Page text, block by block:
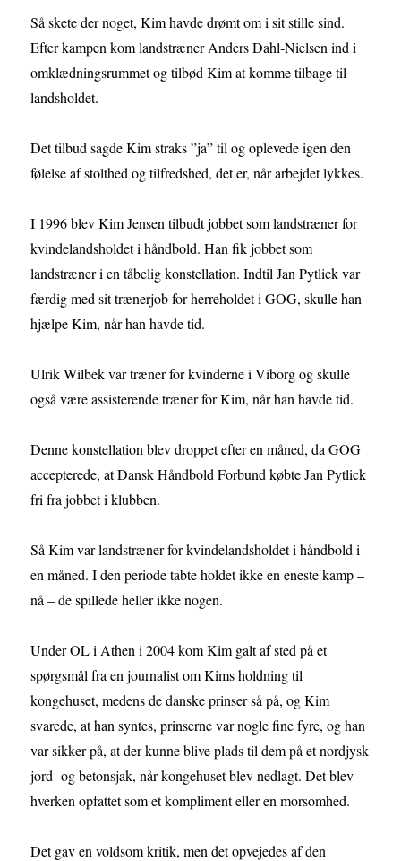
Så skete der noget, Kim havde drømt om i sit stille sind.
Efter kampen kom landstræner Anders Dahl-Nielsen ind i
omklædningsrummet og tilbød Kim at komme tilbage til
landsholdet.
Det tilbud sagde Kim straks ”ja” til og oplevede igen den
følelse af stolthed og tilfredshed, det er, når arbejdet lykkes.
I 1996 blev Kim Jensen tilbudt jobbet som landstræner for
kvindelandsholdet i håndbold. Han fik jobbet som
landstræner i en tåbelig konstellation. Indtil Jan Pytlick var
færdig med sit trænerjob for herreholdet i GOG, skulle han
hjælpe Kim, når han havde tid.
Ulrik Wilbek var træner for kvinderne i Viborg og skulle
også være assisterende træner for Kim, når han havde tid.
Denne konstellation blev droppet efter en måned, da GOG
accepterede, at Dansk Håndbold Forbund købte Jan Pytlick
fri fra jobbet i klubben.
Så Kim var landstræner for kvindelandsholdet i håndbold i
en måned. I den periode tabte holdet ikke en eneste kamp –
nå – de spillede heller ikke nogen.
Under OL i Athen i 2004 kom Kim galt af sted på et
spørgsmål fra en journalist om Kims holdning til
kongehuset, medens de danske prinser så på, og Kim
svarede, at han syntes, prinserne var nogle fine fyre, og han
var sikker på, at der kunne blive plads til dem på et nordjysk
jord- og betonsjak, når kongehuset blev nedlagt. Det blev
hverken opfattet som et kompliment eller en morsomhed.
Det gav en voldsom kritik, men det opvejedes af den